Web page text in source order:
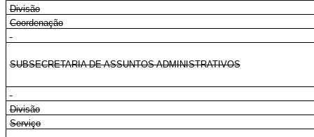
Divisão
Coordenação
SUBSECRETARIA DE ASSUNTOS ADMINISTRATIVOS
Divisão
Serviço